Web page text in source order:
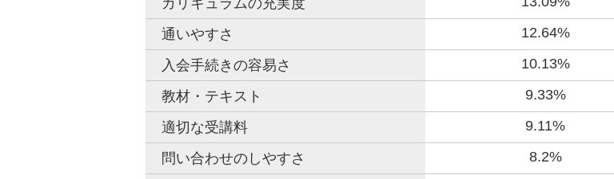
カリキュラムの充実度
通いやすさ 12.64%
入会手続きの容易さ 10.13%
教材・テキスト 9.33%
適切な受講料 9.11%
問い合わせのしやすさ 8.2%